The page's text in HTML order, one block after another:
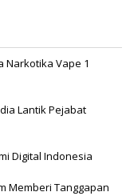
Narkotika Vape 1
Lantik Pejabat
Digital Indonesia
Memberi Tanggapan